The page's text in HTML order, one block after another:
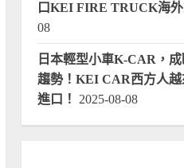
口KEI FIRE TRUCK海外
08
日本輕型小車K-CAR，
趨勢！KEI CAR西方人
進口！
2025-08-08